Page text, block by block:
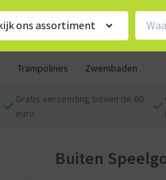
ons assortiment
Trampolines Zwembaden
Gratis verzending boven de 60
euro
Buiten